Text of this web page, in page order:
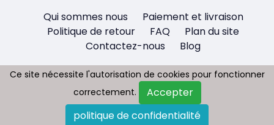
Qui sommes nous
Paiement et livraison
Politique de retour
FAQ
Plan du site
Contactez-nous
Blog
Copyright © 2026 - Tous droit réservés
Tousbatterie.com
Ce site nécessite l'autorisation de cookies pour fonctionner
correctement.
Accepter
politique de confidentialité
Ce site nécessite l'autorisation de cookies pour fonctionner
correctement.
Accepter
politique de confidentialité